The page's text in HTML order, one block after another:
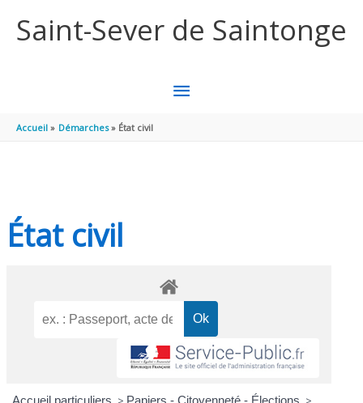
Saint-Sever de Saintonge
MENU
Accueil Démarches État civil
État civil